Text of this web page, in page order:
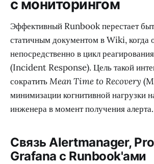
с мониторингом
Эффективный Runbook перестает
статичным документом в Wiki, когда
непосредственно в цикл
(Incident Response). Цель такой
сократитьMean Time to Recovery
минимизации когнитивной нагрузки
инженера в момент получения алерта.
Связь Alertmanager,
Grafana с Runbook'ами